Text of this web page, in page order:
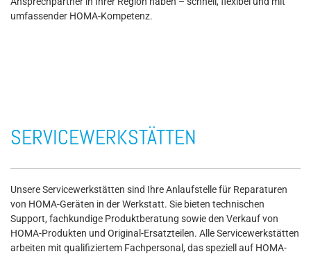
umfassender HOMA-Kompetenz.
SERVICEWERKSTÄTTEN
Unsere Servicewerkstätten sind Ihre Anlaufstelle für Reparaturen
von HOMA-Geräten in der Werkstatt. Sie bieten technischen
Support, fachkundige Produktberatung sowie den Verkauf von
HOMA-Produkten und Original-Ersatzteilen. Alle Servicewerkstätten
arbeiten mit qualifiziertem Fachpersonal, das speziell auf HOMA-